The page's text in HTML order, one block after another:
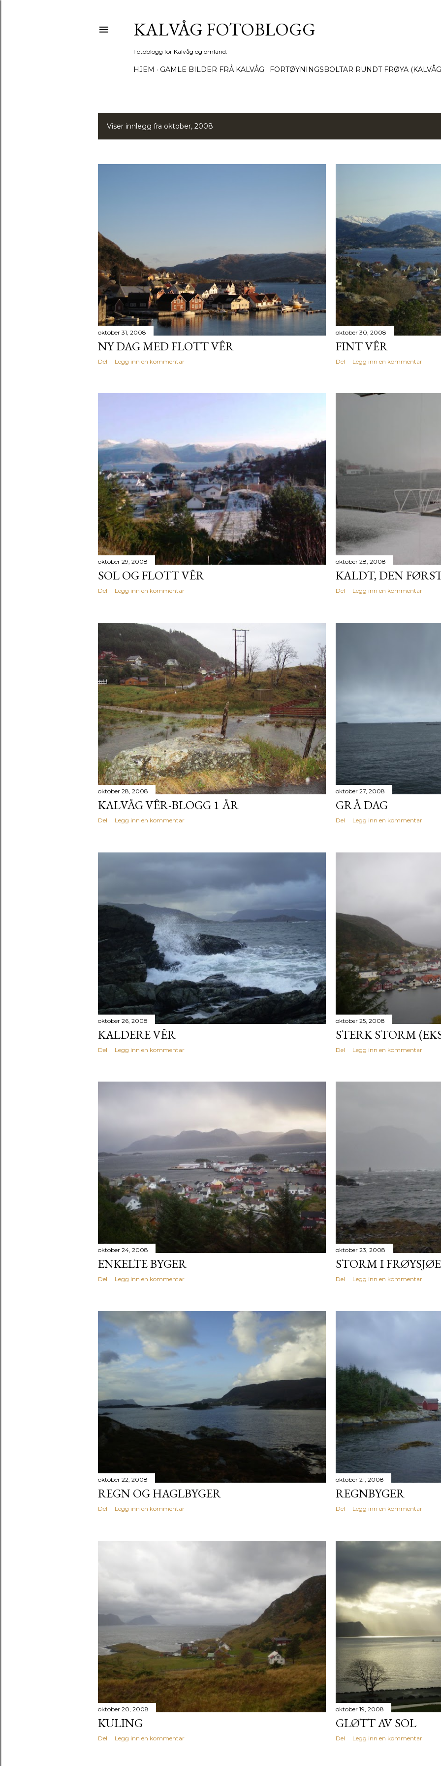
KALVÅG FOTOBLOGG
Fotoblogg for Kalvåg og omland.
HJEM GAMLE BILDER FRÅ KALVÅG FORTØYNINGSBOLTAR RUNDT FRØYA
I
g
g
Viser innlegg fra oktober, 2008
oktober 31, 2008
NY DAG MED FLOTT VÊR
Del Legg inn en kommentar
oktober 30, 2008
FINT VÊR
Del Legg inn en kommentar
oktober 29, 2008
SOL OG FLOTT VÊR
Del Legg inn en kommentar
oktober 28, 2008
KALDT, DEN
Del Legg inn en kommentar
oktober 28, 2008
KALVÅG VÊR-BLOGG 1 ÅR
Del Legg inn en kommentar
oktober 27, 2008
GRÅ DAG
Del Legg inn en kommentar
oktober 26, 2008
KALDERE VÊR
Del Legg inn en kommentar
oktober 25, 2008
STERK STORM
Del Legg inn en kommentar
oktober 24, 2008
ENKELTE BYGER
Del Legg inn en kommentar
oktober 23, 2008
STORM I
Del Legg inn en kommentar
oktober 22, 2008
REGN OG HAGLBYGER
Del Legg inn en kommentar
oktober 21, 2008
REGNBYGER
Del Legg inn en kommentar
oktober 20, 2008
KULING
Del Legg inn en kommentar
oktober 19, 2008
GLØTT AV SOL
Del Legg inn en kommentar